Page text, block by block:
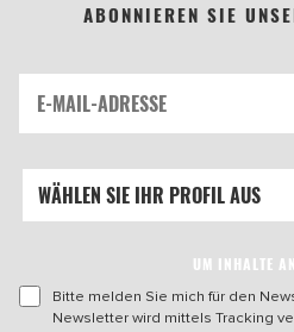
ABONNIEREN SIE
UM INHALTE
Bitte melden Sie mich für den
Newsletter wird mittels Tracking